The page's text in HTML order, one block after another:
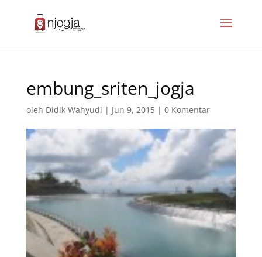
embung_sriten_jogja
oleh Didik Wahyudi | Jun 9, 2015| 0 Komentar